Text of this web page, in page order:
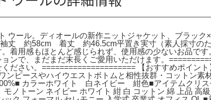
ウール。ディオールの新作ニットジャケット、ブラッ
58cm 着丈 約46.5cm平置き実寸（素人採寸のため
着用感もほとんど感じられず、使用感の少ないお品で
ンで、まだまだ末長くご愛用いただけます。
ださい。===================== 【おすすめポイン
ンピースやハイウエストボトムと相性抜群・コットン
カラーホワイト 白ネイビー 紺色■アイテムクリ
ノトーン ネイビー ホワイト 紺 白 コットン 綿 上品 高